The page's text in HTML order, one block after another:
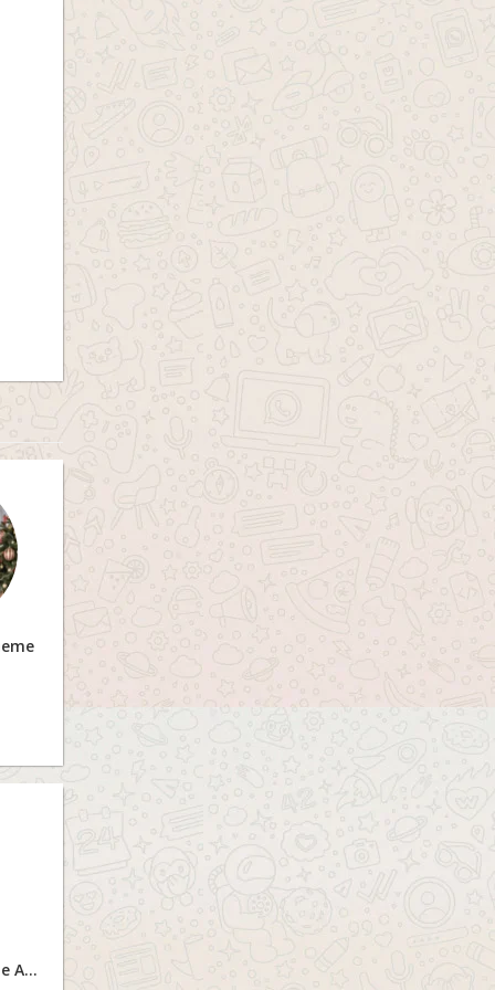
Figurinhas de Natal e Ano Novo